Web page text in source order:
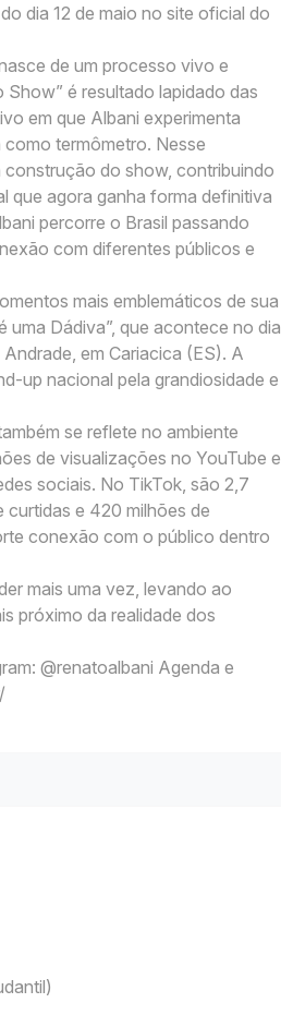
dia 12 de maio no site oficial do
de um processo vivo e
é resultado lapidado das
em que Albani experimenta
termômetro. Nesse
do show, contribuindo
que agora ganha forma definitiva
percorre o Brasil passando
com diferentes públicos e
mais emblemáticos de sua
uma Dádiva”, que acontece no dia
em Cariacica (ES). A
up nacional pela grandiosidade e
se reflete no ambiente
de visualizações no YouTube e
sociais. No TikTok, são 2,7
curtidas e 420 milhões de
conexão com o público dentro
mais uma vez, levando ao
próximo da realidade dos
@renatoalbani Agenda e